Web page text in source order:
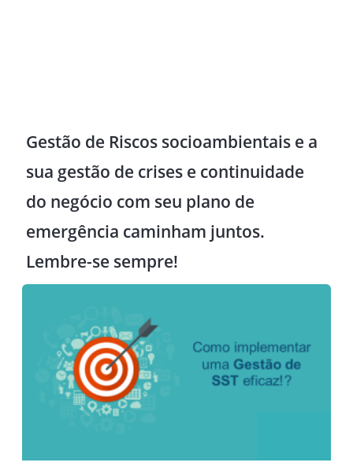
Gestão de Riscos socioambientais e a
sua gestão de crises e continuidade
do negócio com seu plano de
emergência caminham juntos.
Lembre-se sempre!